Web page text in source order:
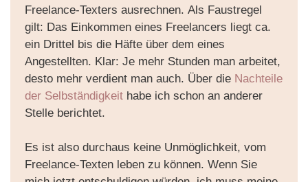
Freelance-Texters ausrechnen. Als Faustregel
gilt: Das Einkommen eines Freelancers liegt ca.
ein Drittel bis die Häfte über dem eines
Angestellten. Klar: Je mehr Stunden man arbeitet,
desto mehr verdient man auch. Über die Nachteile
der Selbständigkeit habe ich schon an anderer
Stelle berichtet.
Es ist also durchaus keine Unmöglichkeit, vom
Freelance-Texten leben zu können. Wenn Sie